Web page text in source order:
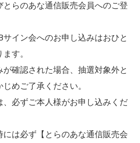
らのあな通信販売会員へのご登
サイン会へのお申し込みはおひと
す。
確認された場合、抽選対象外と
めご了承ください。
、必ずご本人様がお申し込みくだ
には必ず【とらのあな通信販売会